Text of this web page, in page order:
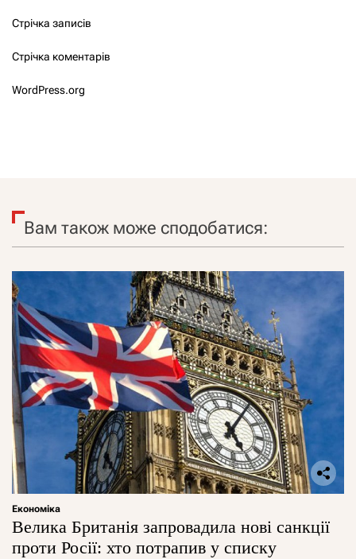
Стрічка записів
Стрічка коментарів
WordPress.org
Вам також може сподобатися:
Економіка
Велика Британія запровадила нові санкції
проти Росії: хто потрапив у списку